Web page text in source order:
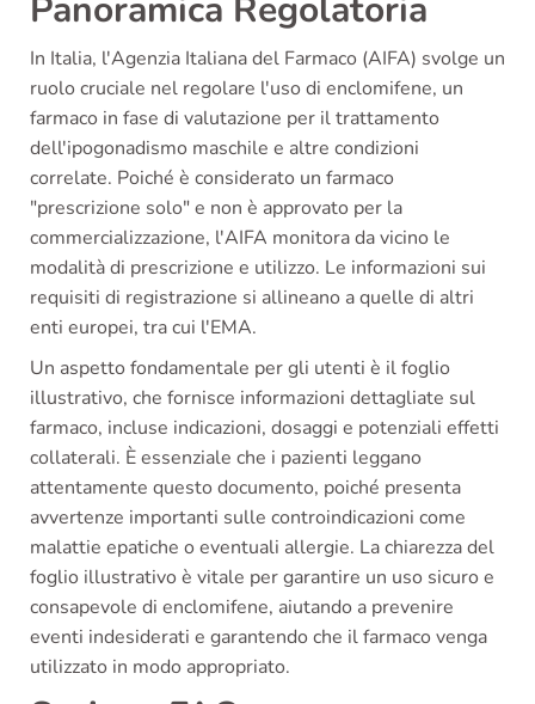
Panoramica Regolatoria
In Italia, l'Agenzia Italiana del Farmaco (AIFA) svolge un
ruolo cruciale nel regolare l'uso di enclomifene, un
farmaco in fase di valutazione per il trattamento
dell'ipogonadismo maschile e altre condizioni
correlate. Poiché è considerato un farmaco
"prescrizione solo" e non è approvato per la
commercializzazione, l'AIFA monitora da vicino le
modalità di prescrizione e utilizzo. Le informazioni sui
requisiti di registrazione si allineano a quelle di altri
enti europei, tra cui l'EMA.
Un aspetto fondamentale per gli utenti è il foglio
illustrativo, che fornisce informazioni dettagliate sul
farmaco, incluse indicazioni, dosaggi e potenziali effetti
collaterali. È essenziale che i pazienti leggano
attentamente questo documento, poiché presenta
avvertenze importanti sulle controindicazioni come
malattie epatiche o eventuali allergie. La chiarezza del
foglio illustrativo è vitale per garantire un uso sicuro e
consapevole di enclomifene, aiutando a prevenire
eventi indesiderati e garantendo che il farmaco venga
utilizzato in modo appropriato.